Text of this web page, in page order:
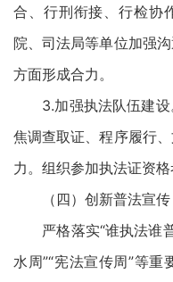
合、行刑衔接、行检协
院、司法局等单位加强
方面形成合力。
3.加强执法队伍建设
焦调查取证、程序履行
力。组织参加执法证资
（四）创新普法宣传
严格落实“谁执法谁普
水周”“宪法宣传周”等